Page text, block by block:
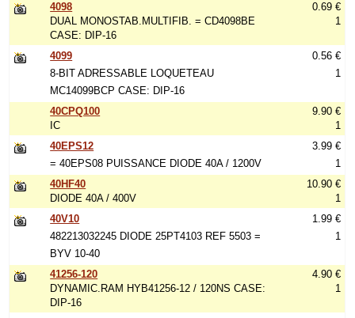
4098
DUAL MONOSTAB.MULTIFIB. = CD4098BE
CASE: DIP-16
0.69 €
1
4099
8-BIT ADRESSABLE LOQUETEAU
MC14099BCP CASE: DIP-16
0.56 €
1
40CPQ100
IC
9.90 €
1
40EPS12
= 40EPS08 PUISSANCE DIODE 40A / 1200V
3.99 €
1
40HF40
DIODE 40A / 400V
10.90 €
1
40V10
482213032245 DIODE 25PT4103 REF 5503 =
BYV 10-40
1.99 €
1
41256-120
DYNAMIC.RAM HYB41256-12 / 120NS CASE:
DIP-16
4.90 €
1